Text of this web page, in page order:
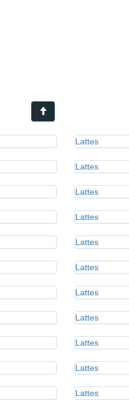
Lattes
Lattes
Lattes
Lattes
Lattes
Lattes
Lattes
Lattes
Lattes
Lattes
Lattes